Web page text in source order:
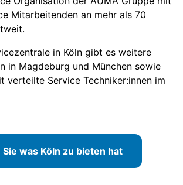
Mitarbeitenden an mehr als 70
in Köln gibt es weitere
in Magdeburg und München sowie
verteilte Service Techniker:innen im
was Köln zu bieten hat